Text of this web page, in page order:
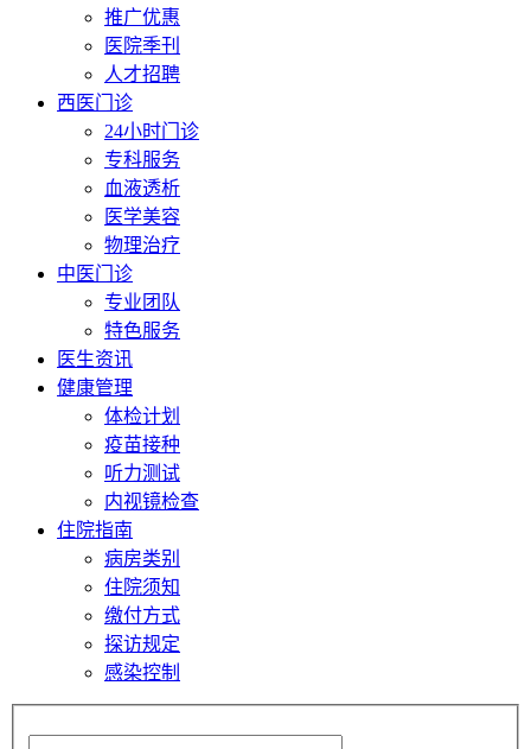
推广优惠
医院季刊
人才招聘
西医门诊
24小时门诊
专科服务
血液透析
医学美容
物理治疗
中医门诊
专业团队
特色服务
医生资讯
健康管理
体检计划
疫苗接种
听力测试
内视镜检查
住院指南
病房类别
住院须知
缴付方式
探访规定
感染控制